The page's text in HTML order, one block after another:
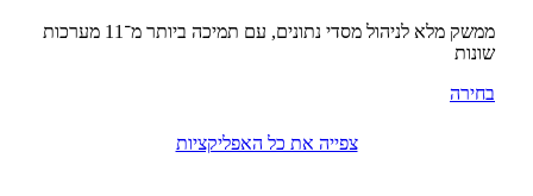
ממשק מלא לניהול מסדי נתונים, עם תמיכה ביותר מ־11 מערכות
שונות
בחירה
צפייה את כל האפליקציות